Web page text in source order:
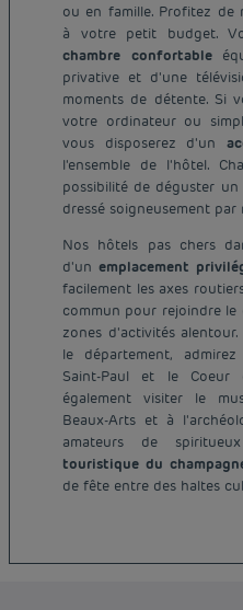
ou en famille. Profitez de
à votre petit budget.
chambre confortable
privative et d'une
moments de détente. Si
votre ordinateur ou
vous disposerez d'un
l'ensemble de l'hôtel.
possibilité de déguster un
dressé soigneusement par
Nos hôtels pas chers
d'un emplacement
facilement les axes
commun pour rejoindre le
zones d'activités
le département,
Saint-Paul et le Coeur
également visiter le
Beaux-Arts et à
amateurs de
touristique du
de fête entre des haltes
Hôtel pas cher Paris
Hôtel pas cher Lyon
Hôtel pas cher Marseille
Hôtel pas cher Toulouse
Mentions légales